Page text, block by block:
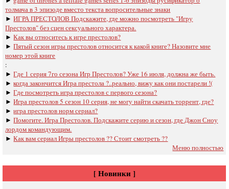
толмача в 3 эпизоде вместо текста вопросительные знаки
►ИГРА ПРЕСТОЛОВ Подскажите, где можно посмотреть "Игру
Престолов" без сцен сексуального характера.
►Как вы относитесь к игре престолов?
►Пятый сезон игры престолов относится к какой книге? Назовите мне
номер этой книге
:
►Где 1 серия 7го сезона Игр Престолов? Уже 16 июля, должна же быть.
►когда закончится Игра престола ?..реально, вижу как они постарели !(
►Где посмотреть игра престолов с первого сезона?
►Игра престолов 5 сезон 10 серия, не могу найти скачать торрент, где?
►игра престолов норм сериал?
►Помогите. Игра Престолов. Подскажите серию и сезон, где Джон Сноу
лордом командующим.
►Как вам сериал Игры престолов ?? Стоит смотреть ??
Меню полностью
[ Новинки ]